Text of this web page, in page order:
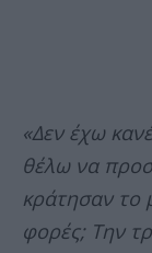
«Δεν έχω
θέλω να
κράτησαν το
φορές; Την